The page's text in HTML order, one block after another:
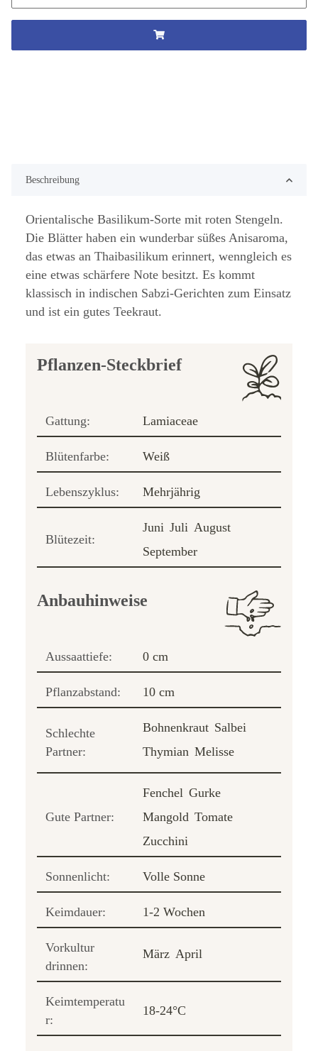
Beschreibung
Orientalische Basilikum-Sorte mit roten Stengeln.
Die Blätter haben ein wunderbar süßes Anisaroma,
das etwas an Thaibasilikum erinnert, wenngleich es
eine etwas schärfere Note besitzt. Es kommt
klassisch in indischen Sabzi-Gerichten zum Einsatz
und ist ein gutes Teekraut.
Pflanzen-Steckbrief
Gattung: Lamiaceae
Blütenfarbe: Weiß
Lebenszyklus: Mehrjährig
Blütezeit:
Juni Juli August
September
Anbauhinweise
Aussaattiefe: 0 cm
Pflanzabstand: 10 cm
Schlechte
Partner:
Bohnenkraut Salbei
Thymian Melisse
Gute Partner:
Fenchel Gurke
Mangold Tomate
Zucchini
Sonnenlicht: Volle Sonne
Keimdauer: 1-2 Wochen
Vorkultur
drinnen:
März April
Keimtemperatu
r:
18-24°C